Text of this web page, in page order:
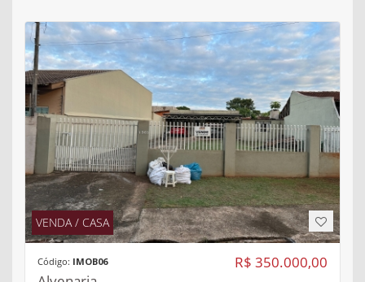
VENDA / CASA
R$ 350.000,00
Código: IMOB06